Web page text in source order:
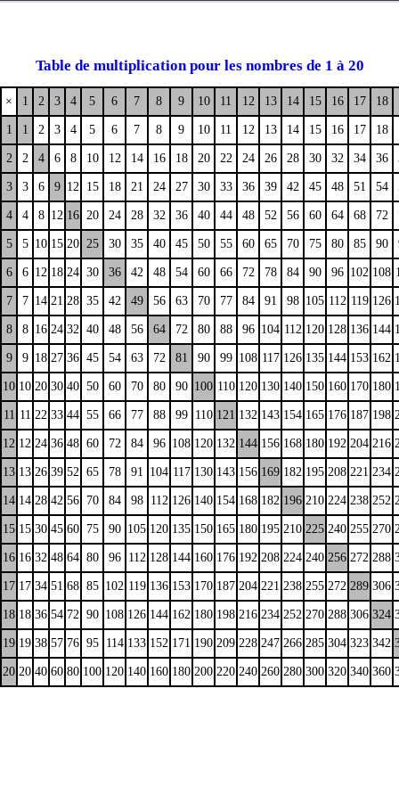
Table de multiplication pour les nombres de 1 à 20
× 1 2 3 4 5 6 7 8 9 10 11 12 13 14 15 16 17 18
1
1 2 3 4 5 6 7 8 9 10 11 12 13 14 15 16 17 18
2
2 4 6 8 10 12 14 16 18 20 22 24 26 28 30 32 34 36
3
3 6 9 12 15 18 21 24 27 30 33 36 39 42 45 48 51 54
4
4 8 12 16 20 24 28 32 36 40 44 48 52 56 60 64 68 72
5
5 10 15 20 25 30 35 40 45 50 55 60 65 70 75 80 85 90
6
6 12 18 24 30 36 42 48 54 60 66 72 78 84 90 96 102 108
7
7 14 21 28 35 42 49 56 63 70 77 84 91 98 105 112 119 126
8
8 16 24 32 40 48 56 64 72 80 88 96 104 112 120 128 136 144
9
9 18 27 36 45 54 63 72 81 90 99 108 117 126 135 144 153 162
10 10 20 30 40 50 60 70 80 90 100 110 120 130 140 150 160 170 180
11 11 22 33 44 55 66 77 88 99 110 121 132 143 154 165 176 187 198
12 12 24 36 48 60 72 84 96 108 120 132 144 156 168 180 192 204 216
13 13 26 39 52 65 78 91 104 117 130 143 156 169 182 195 208 221 234
14 14 28 42 56 70 84 98 112 126 140 154 168 182 196 210 224 238 252
15 15 30 45 60 75 90 105 120 135 150 165 180 195 210 225 240 255 270
16 16 32 48 64 80 96 112 128 144 160 176 192 208 224 240 256 272 288
17 17 34 51 68 85 102 119 136 153 170 187 204 221 238 255 272 289 306
18 18 36 54 72 90 108 126 144 162 180 198 216 234 252 270 288 306 324
19 19 38 57 76 95 114 133 152 171 190 209 228 247 266 285 304 323 342
20 20 40 60 80 100 120 140 160 180 200 220 240 260 280 300 320 340 360